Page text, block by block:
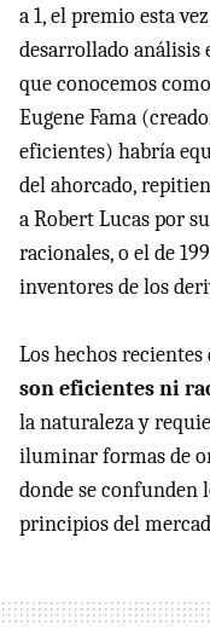
a 1, el premio esta
desarrollado
que conocemos
Eugene Fama
eficientes) habría
del ahorcado,
a Robert Lucas por
racionales, o el de
inventores de los
Los hechos
son eficientes ni
la naturaleza y
iluminar formas de
donde se confunden
principios del